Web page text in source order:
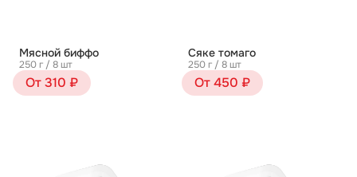
Мясной биффо
250 г / 8 шт
От 310 ₽
Сяке томаго
250 г / 8 шт
От 450 ₽